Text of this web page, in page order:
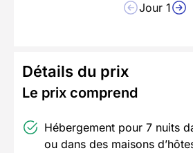
Jour 1
Détails du prix
Le prix comprend
Hébergement pour 7 nuits
ou dans des maisons